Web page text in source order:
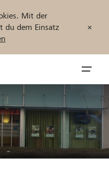
Mit der
du dem Einsatz
öffnen